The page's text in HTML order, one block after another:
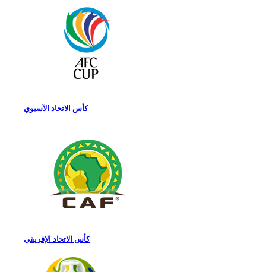
كأس الاتحاد الآسيوي
كأس الاتحاد الإفريقي